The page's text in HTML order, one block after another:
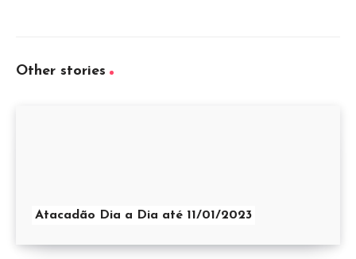
Other stories
Atacadão Dia a Dia até 11/01/2023